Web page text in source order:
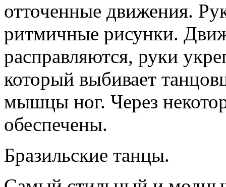
отточенные движения.
ритмичные рисунки.
расправляются, руки
который выбивает
мышцы ног. Через
обеспечены.
Бразильские танцы.